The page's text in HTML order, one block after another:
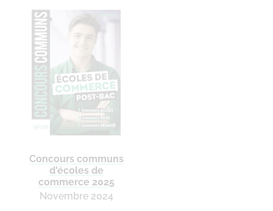
Concours communs
d'écoles de
commerce 2025
Novembre 2024